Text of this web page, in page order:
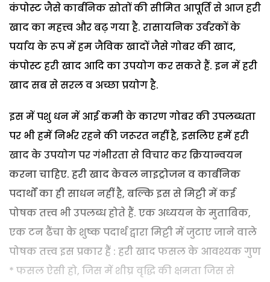
कंपोस्ट जैसे कार्बनिक स्रोतों की सीमित आपूर्ति से आज हरी
खाद का महत्त्व और बढ़ गया है. रासायनिक उर्वरकों के
पर्याय के रूप में हम जैविक खादों जैसे गोबर की खाद,
कंपोस्ट हरी खाद आदि का उपयोग कर सकते हैं. इन में हरी
खाद सब से सरल व अच्छा प्रयोग है.
इस में पशु धन में आई कमी के कारण गोबर की उपलब्धता
पर भी हमें निर्भर रहने की जरूरत नहीं है, इसलिए हमें हरी
खाद के उपयोग पर गंभीरता से विचार कर क्रियान्वयन
करना चाहिए. हरी खाद केवल नाइट्रोजन व कार्बनिक
पदार्थों का ही साधन नहीं है, बल्कि इस से मिट्टी में कई
पोषक तत्त्व भी उपलब्ध होते हैं. एक अध्ययन के मुताबिक,
एक टन ढैंचा के शुष्क पदार्थ द्वारा मिट्टी में जुटाए जाने वाले
पोषक तत्त्व इस प्रकार हैं : हरी खाद फसल के आवश्यक गुण
* फसल ऐसी हो, जिस में शीघ्र वृद्धि की क्षमता जिस से